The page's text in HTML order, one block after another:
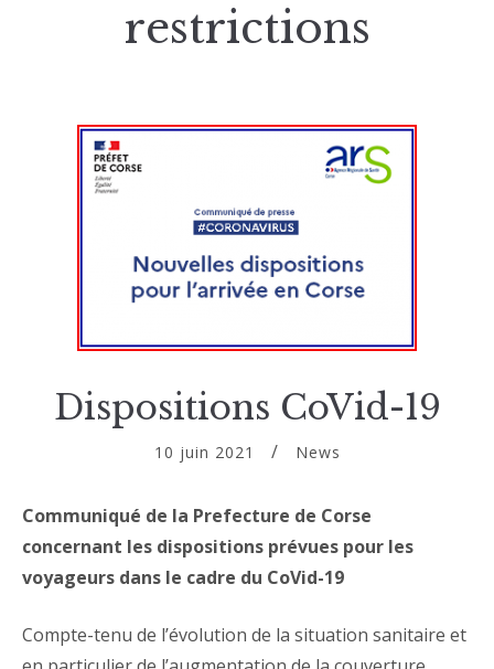
restrictions
Dispositions CoVid-19
10 juin 2021 News
Communiqué de la Prefecture de Corse
concernant les dispositions prévues pour les
voyageurs dans le cadre du CoVid-19
Compte-tenu de l’évolution de la situation sanitaire et